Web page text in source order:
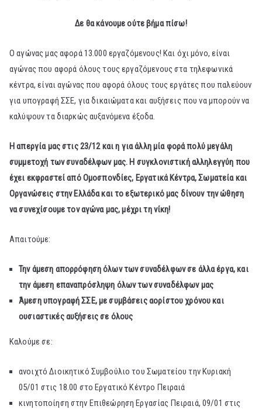
Δε θα κάνουμε ούτε βήμα πίσω!
Ο αγώνας μας αφορά 13.000 εργαζόμενους! Και όχι μόνο, είναι
αγώνας που αφορά όλους τους εργαζόμενους στα τηλεφωνικά
κέντρα, είναι αγώνας που αφορά όλους τους εργάτες που παλεύουν
για υπογραφή ΣΣΕ, για δικαιώματα και αυξήσεις που να μπορούν να
καλύψουν τα διαρκώς αυξανόμενα έξοδα.
Η απεργία μας στις 23/12 και η για άλλη μία φορά πολύ μεγάλη
συμμετοχή των συναδέλφων μας. Η συγκλονιστική αλληλεγγύη που
έχει εκφραστεί από Ομοσπονδίες, Εργατικά Κέντρα, Σωματεία και
Οργανώσεις στην Ελλάδα και το εξωτερικό μας δίνουν την ώθηση
να συνεχίσουμε τον αγώνα μας, μέχρι τη νίκη!
Απαιτούμε:
Την άμεση απορρόφηση όλων των συναδέλφων σε άλλα έργα, και
την άμεση επαναπρόσληψη όλων των συναδέλφων μας
Άμεση υπογραφή ΣΣΕ, με συμβάσεις αορίστου χρόνου και
ουσιαστικές αυξήσεις σε όλους
Καλούμε σε:
ανοιχτό Διοικητικό Συμβούλιο του Σωματείου την Κυριακή
05/01 στις 18.00 στο Εργατικό Κέντρο Πειραιά
κινητοποίηση στην Επιθεώρηση Εργασίας Πειραιά, 09/01 στις